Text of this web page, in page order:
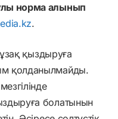
норма алынып
.
ұзақ қыздыруға
қолданылмайды.
болатынын